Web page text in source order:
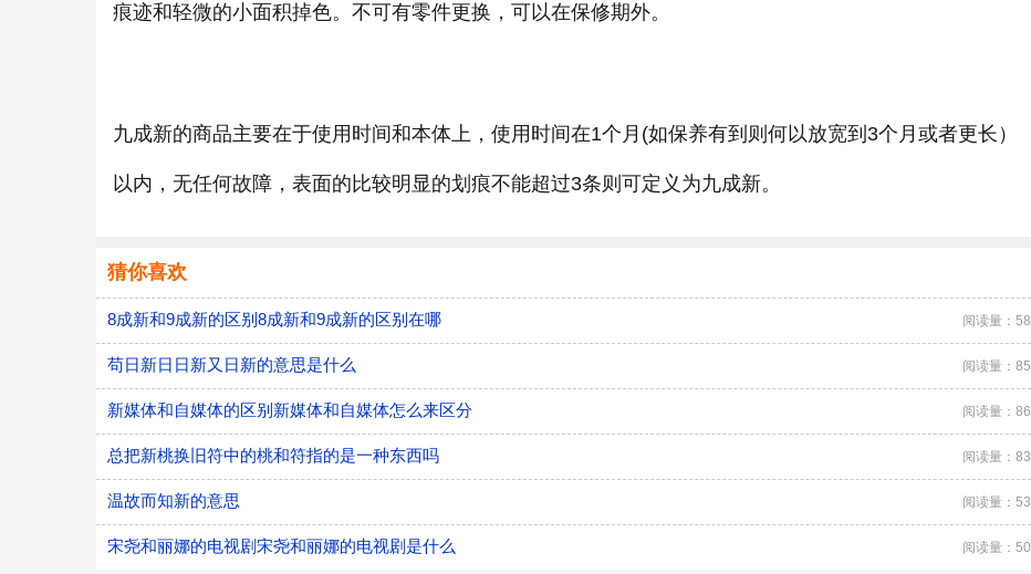
痕迹和轻微的小面积掉色。不可有零件更换，可以在保修期外。
九成新的商品主要在于使用时间和本体上，使用时间在1个月(如保养有到则何以放宽到3个月或者更长）
以内，无任何故障，表面的比较明显的划痕不能超过3条则可定义为九成新。
猜你喜欢
8成新和9成新的区别8成新和9成新的区别在哪 阅读量：58
苟日新日日新又日新的意思是什么 阅读量：85
新媒体和自媒体的区别新媒体和自媒体怎么来区分 阅读量：86
总把新桃换旧符中的桃和符指的是一种东西吗 阅读量：83
温故而知新的意思 阅读量：53
宋尧和丽娜的电视剧宋尧和丽娜的电视剧是什么 阅读量：50